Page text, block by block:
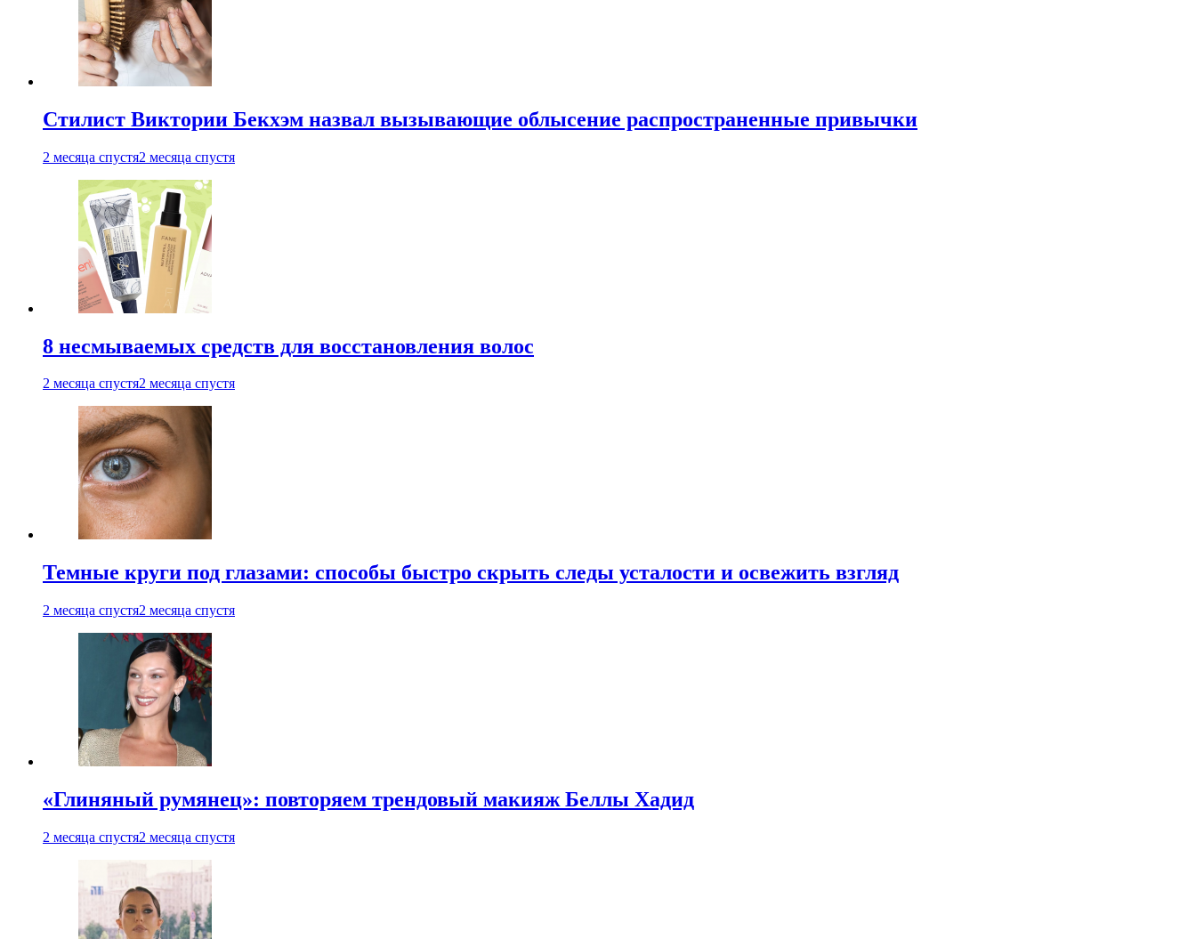
Стилист Виктории Бекхэм назвал вызывающие облысение распространенные привычки
2 месяца спустя2 месяца спустя
8 несмываемых средств для восстановления волос
2 месяца спустя2 месяца спустя
Темные круги под глазами: способы быстро скрыть следы усталости и освежить взгляд
2 месяца спустя2 месяца спустя
«Глиняный румянец»: повторяем трендовый макияж Беллы Хадид
2 месяца спустя2 месяца спустя